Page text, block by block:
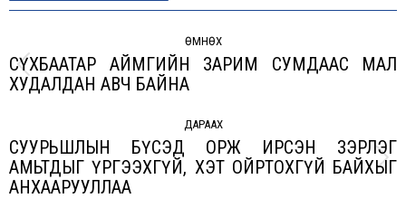
ӨМНӨХ
Previous
СҮХБААТАР АЙМГИЙН ЗАРИМ СУМДААС МАЛ
ХУДАЛДАН АВЧ БАЙНА
ДАРААХ
Next
СУУРЬШЛЫН БҮСЭД ОРЖ ИРСЭН ЗЭРЛЭГ
АМЬТДЫГ ҮРГЭЭХГҮЙ, ХЭТ ОЙРТОХГҮЙ БАЙХЫГ
АНХААРУУЛЛАА